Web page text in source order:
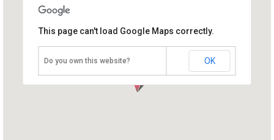
Клуб белого медведя
This page can't load Google Maps correctly.
Do you own this website? OK